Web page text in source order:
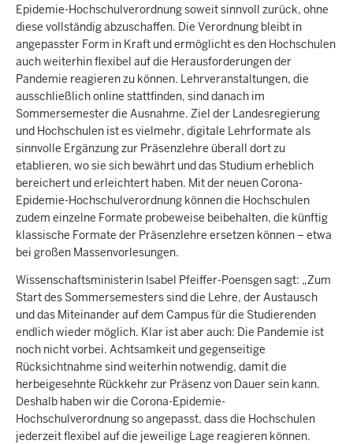
Epidemie-Hochschulverordnung soweit sinnvoll zurück, ohne
diese vollständig abzuschaffen. Die Verordnung bleibt in
angepasster Form in Kraft und ermöglicht es den Hochschulen
auch weiterhin flexibel auf die Herausforderungen der
Pandemie reagieren zu können. Lehrveranstaltungen, die
ausschließlich online stattfinden, sind danach im
Sommersemester die Ausnahme. Ziel der Landesregierung
und Hochschulen ist es vielmehr, digitale Lehrformate als
sinnvolle Ergänzung zur Präsenzlehre überall dort zu
etablieren, wo sie sich bewährt und das Studium erheblich
bereichert und erleichtert haben. Mit der neuen Corona-
Epidemie-Hochschulverordnung können die Hochschulen
zudem einzelne Formate probeweise beibehalten, die künftig
klassische Formate der Präsenzlehre ersetzen können – etwa
bei großen Massenvorlesungen.
Wissenschaftsministerin Isabel Pfeiffer-Poensgen sagt: „Zum
Start des Sommersemesters sind die Lehre, der Austausch
und das Miteinander auf dem Campus für die Studierenden
endlich wieder möglich. Klar ist aber auch: Die Pandemie ist
noch nicht vorbei. Achtsamkeit und gegenseitige
Rücksichtnahme sind weiterhin notwendig, damit die
herbeigesehnte Rückkehr zur Präsenz von Dauer sein kann.
Deshalb haben wir die Corona-Epidemie-
Hochschulverordnung so angepasst, dass die Hochschulen
jederzeit flexibel auf die jeweilige Lage reagieren können.